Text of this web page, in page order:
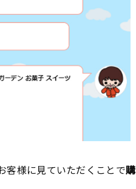
客様に見ていただくことで購